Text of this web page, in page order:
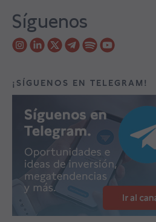
Síguenos
¡SÍGUENOS EN TELEGRAM!